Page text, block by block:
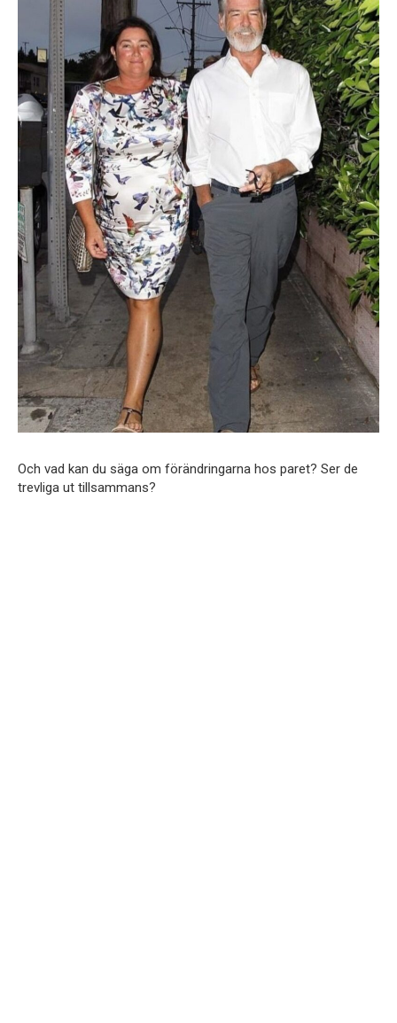
Och vad kan du säga om förändringarna hos paret? Ser de
trevliga ut tillsammans?